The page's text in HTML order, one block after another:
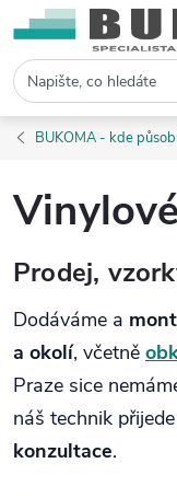
Hledat
BUKOMA - kde
Prodej,
Dodáváme a
a okolí, včetně
Praze sice
náš technik
konzultace.